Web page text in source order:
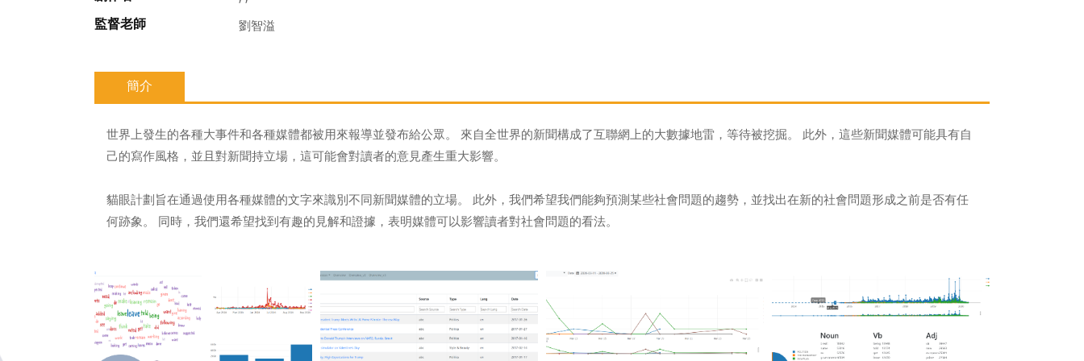
監督老師 劉智溢
簡介
世界上發生的各種大事件和各種媒體都被用來報導並發布給公眾。 來自全世界的新聞構成了互聯網上的大數據地雷，等待被挖掘。 此外，這些新聞媒體可能具有自
己的寫作風格，並且對新聞持立場，這可能會對讀者的意見產生重大影響。
貓眼計劃旨在通過使用各種媒體的文字來識別不同新聞媒體的立場。 此外，我們希望我們能夠預測某些社會問題的趨勢，並找出在新的社會問題形成之前是否有任
何跡象。 同時，我們還希望找到有趣的見解和證據，表明媒體可以影響讀者對社會問題的看法。